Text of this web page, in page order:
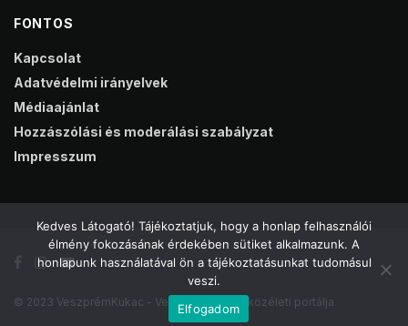
FONTOS
Kapcsolat
Adatvédelmi irányelvek
Médiaajánlat
Hozzászólási és moderálási szabályzat
Impresszum
© 2023 VeszprémKukac - Veszprém online közéleti portálja
Kedves Látogató! Tájékoztatjuk, hogy a honlap felhasználói
élmény fokozásának érdekében sütiket alkalmazunk. A
honlapunk használatával ön a tájékoztatásunkat tudomásul
veszi.
Elfogadom